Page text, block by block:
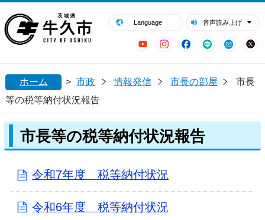
Language 音声読み上げ
YouTubeInstagram
Facebook
LINE Mail
閉じる
ホーム > 市政 情報発信 市長の部屋
市長
等の税等納付状況報告
市長等の税等納付状況報告
令和7年度 税等納付状況
令和6年度 税等納付状況